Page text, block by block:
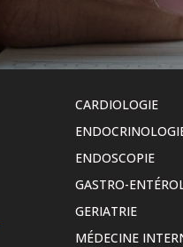
CARDIOLOGIE
ENDOSCOPIE
GASTRO-
GERIATRIE
MÉDECINE